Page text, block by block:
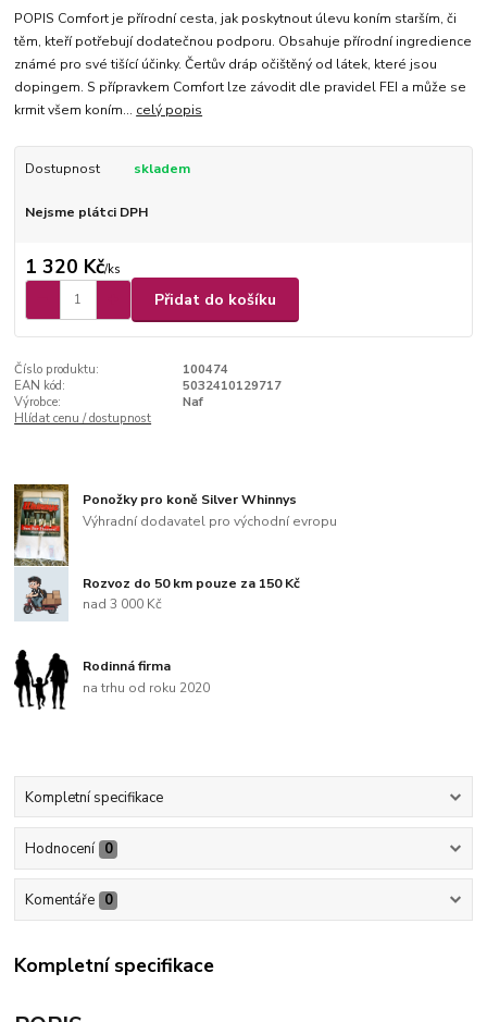
POPIS Comfort je přírodní cesta, jak poskytnout úlevu koním starším, či
těm, kteří potřebují dodatečnou podporu. Obsahuje přírodní ingredience
známé pro své tišící účinky. Čertův dráp očištěný od látek, které jsou
dopingem. S přípravkem Comfort lze závodit dle pravidel FEI a může se
krmit všem koním... celý popis
Dostupnost skladem
Nejsme plátci DPH
1 320 Kč/ks
Přidat do košíku
Číslo produktu:
100474
EAN kód:
5032410129717
Výrobce:
Naf
Hlídat cenu / dostupnost
Ponožky pro koně Silver Whinnys
Výhradní dodavatel pro východní evropu
Rozvoz do 50 km pouze za 150 Kč
nad 3 000 Kč
Rodinná firma
na trhu od roku 2020
Kompletní specifikace
Hodnocení 0
Komentáře 0
Kompletní specifikace